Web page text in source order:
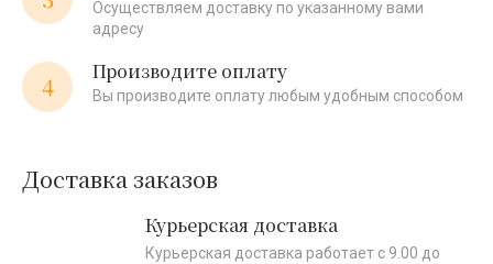
Осуществляем доставку по указанному вами
адресу
4 Производите оплату
Вы производите оплату любым удобным способом
Доставка заказов
Курьерская доставка
Курьерская доставка работает с 9.00 до